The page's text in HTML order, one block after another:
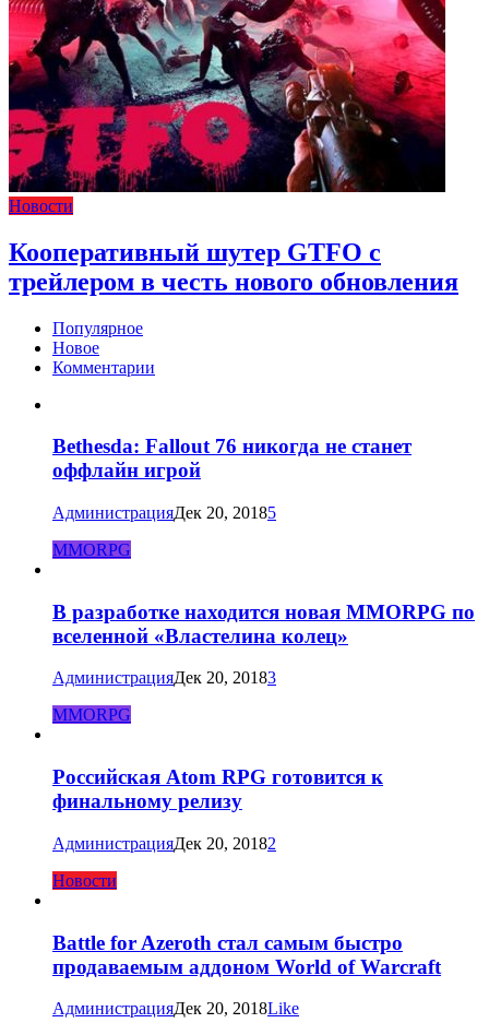
Новости
Кооперативный шутер GTFO с
трейлером в честь нового обновления
Популярное
Новое
Комментарии
Bethesda: Fallout 76 никогда не станет
оффлайн игрой
АдминистрацияДек 20, 20185
MMORPG
В разработке находится новая MMORPG по
вселенной «Властелина колец»
АдминистрацияДек 20, 20183
MMORPG
Российская Atom RPG готовится к
финальному релизу
АдминистрацияДек 20, 20182
Новости
Battle for Azeroth стал самым быстро
продаваемым аддоном World of Warcraft
АдминистрацияДек 20, 2018Like